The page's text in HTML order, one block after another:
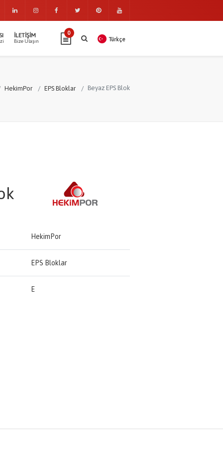
0
Türkçe
İLETIŞIM
Bize Ulaşın
HekimPor EPS Bloklar Beyaz EPS Blok
HekimPor
EPS Bloklar
E